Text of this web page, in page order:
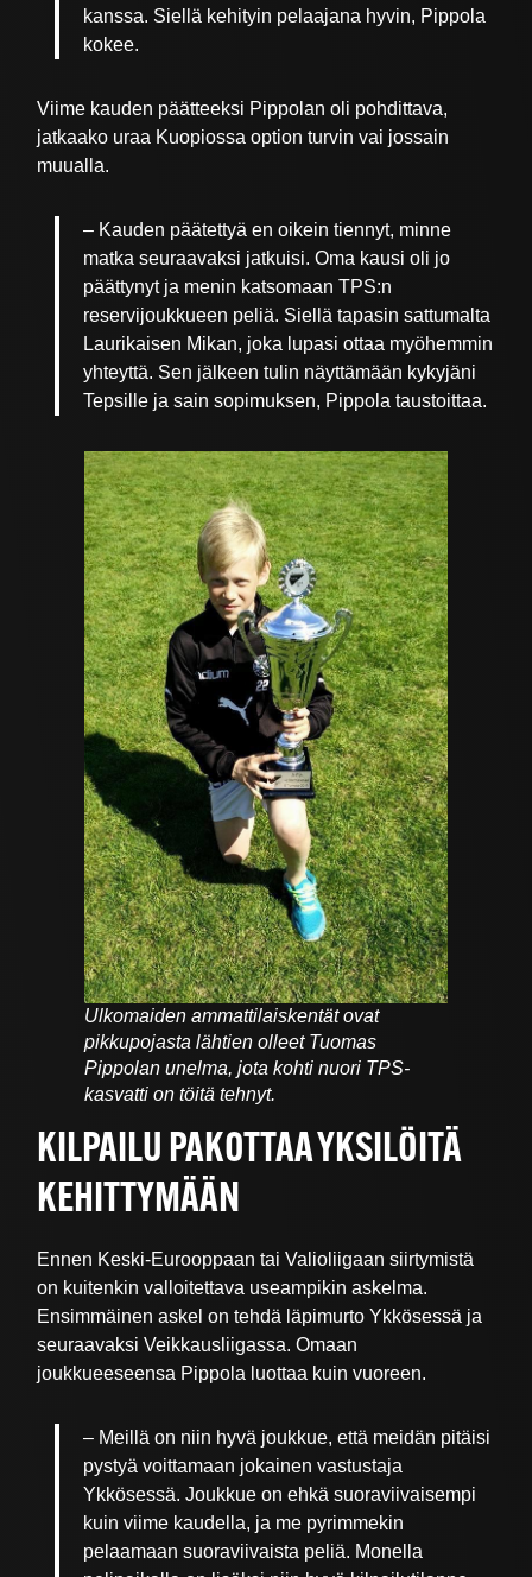
kanssa. Siellä kehityin pelaajana hyvin, Pippola
kokee.
Viime kauden päätteeksi Pippolan oli pohdittava,
jatkaako uraa Kuopiossa option turvin vai jossain
muualla.
– Kauden päätettyä en oikein tiennyt, minne
matka seuraavaksi jatkuisi. Oma kausi oli jo
päättynyt ja menin katsomaan TPS:n
reservijoukkueen peliä. Siellä tapasin sattumalta
Laurikaisen Mikan, joka lupasi ottaa myöhemmin
yhteyttä. Sen jälkeen tulin näyttämään kykyjäni
Tepsille ja sain sopimuksen, Pippola taustoittaa.
Ulkomaiden ammattilaiskentät ovat
pikkupojasta lähtien olleet Tuomas
Pippolan unelma, jota kohti nuori TPS-
kasvatti on töitä tehnyt.
KILPAILU PAKOTTAA YKSILÖITÄ
KEHITTYMÄÄN
Ennen Keski-Eurooppaan tai Valioliigaan siirtymistä
on kuitenkin valloitettava useampikin askelma.
Ensimmäinen askel on tehdä läpimurto Ykkösessä ja
seuraavaksi Veikkausliigassa. Omaan
joukkueeseensa Pippola luottaa kuin vuoreen.
– Meillä on niin hyvä joukkue, että meidän pitäisi
pystyä voittamaan jokainen vastustaja
Ykkösessä. Joukkue on ehkä suoraviivaisempi
kuin viime kaudella, ja me pyrimmekin
pelaamaan suoraviivaista peliä. Monella